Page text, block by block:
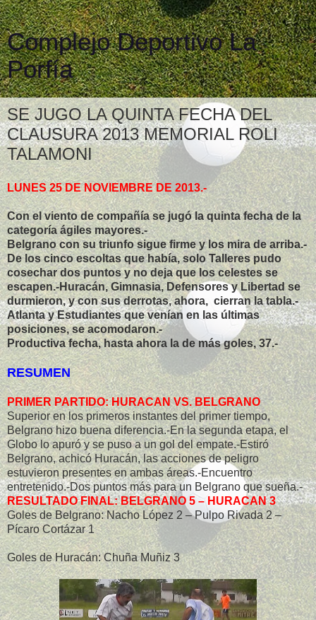
Complejo Deportivo La
Porfía
SE JUGO LA QUINTA FECHA DEL
CLAUSURA 2013 MEMORIAL ROLI
TALAMONI
LUNES 25 DE NOVIEMBRE DE 2013.-
Con el viento de compañía se jugó la quinta fecha de la
categoría ágiles mayores.-
Belgrano con su triunfo sigue firme y los mira de arriba.-
De los cinco escoltas que había, solo Talleres pudo
cosechar dos puntos y no deja que los celestes se
escapen.-Huracán, Gimnasia, Defensores y Libertad se
durmieron, y con sus derrotas, ahora, cierran la tabla.-
Atlanta y Estudiantes que venían en las últimas
posiciones, se acomodaron.-
Productiva fecha, hasta ahora la de más goles, 37.-
RESUMEN
PRIMER PARTIDO: HURACAN VS. BELGRANO
Superior en los primeros instantes del primer tiempo,
Belgrano hizo buena diferencia.-En la segunda etapa, el
Globo lo apuró y se puso a un gol del empate.-Estiró
Belgrano, achicó Huracán, las acciones de peligro
estuvieron presentes en ambas áreas.-Encuentro
entretenido.-Dos puntos más para un Belgrano que sueña.-
RESULTADO FINAL: BELGRANO 5 – HURACAN 3
Goles de Belgrano: Nacho López 2 – Pulpo Rivada 2 –
Pícaro Cortázar 1
Goles de Huracán: Chuña Muñiz 3